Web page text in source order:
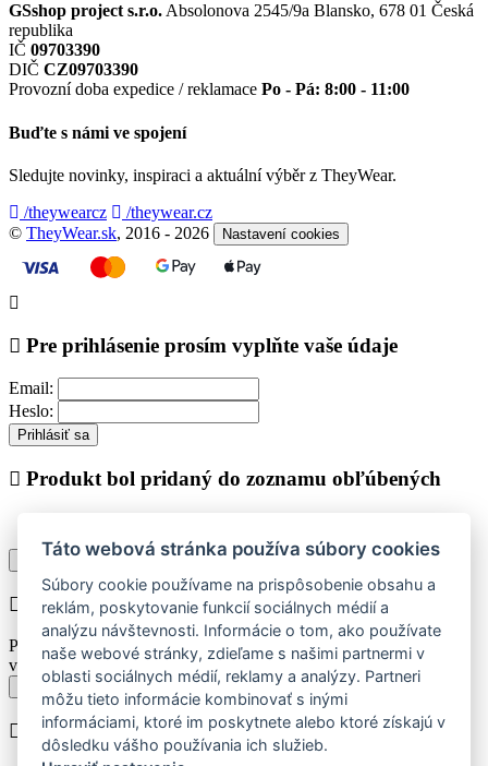
GSshop project s.r.o.Absolonova 2545/9a Blansko, 678 01 Česká
republika
IČ 09703390
DIČ CZ09703390
Provozní doba expedice / reklamace Po - Pá: 8:00 - 11:00
Buďte s námi ve spojení
Sledujte novinky, inspiraci a aktuální výběr z TheyWear.
/theywearcz
/theywear.cz
© TheyWear.sk, 2016 - 2026 Nastavení cookies
Pre prihlásenie prosím vyplňte vaše údaje
Email:
Heslo:
Prihlásiť sa
Produkt bol pridaný do zoznamu obľúbených
Pokračovať v nákupe Zobraziť zoznam obľúbených
Chyba při vkládání do košíku
Prosím vyberte najskôr jednu z dostupných veľkostí produktu pre
vloženie do košíka.
Späť k výberu veľkostí
Produkt bol vložený do košíka
Táto webová stránka používa súbory cookies
Súbory cookie používame na prispôsobenie obsahu a
reklám, poskytovanie funkcií sociálnych médií a
analýzu návštevnosti. Informácie o tom, ako používate
naše webové stránky, zdieľame s našimi partnermi v
oblasti sociálnych médií, reklamy a analýzy. Partneri
môžu tieto informácie kombinovať s inými
informáciami, ktoré im poskytnete alebo ktoré získajú v
dôsledku vášho používania ich služieb.